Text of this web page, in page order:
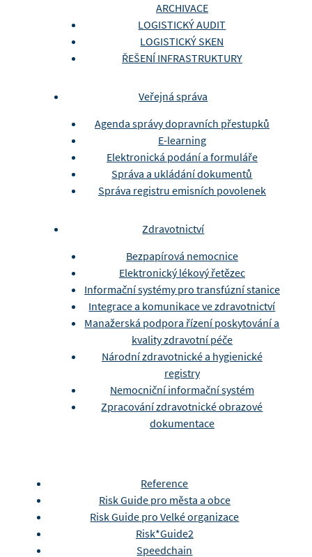
ARCHIVACE
LOGISTICKÝ AUDIT
LOGISTICKÝ SKEN
ŘEŠENÍ INFRASTRUKTURY
Veřejná správa
Agenda správy dopravních přestupků
E-learning
Elektronická podání a formuláře
Správa a ukládání dokumentů
Správa registru emisních povolenek
Zdravotnictví
Bezpapírová nemocnice
Elektronický lékový řetězec
Informační systémy pro transfúzní stanice
Integrace a komunikace ve zdravotnictví
Manažerská podpora řízení poskytování a
kvality zdravotní péče
Národní zdravotnické a hygienické
registry
Nemocniční informační systém
Zpracování zdravotnické obrazové
dokumentace
Reference
Risk Guide pro města a obce
Risk Guide pro Velké organizace
Risk*Guide2
Speedchain